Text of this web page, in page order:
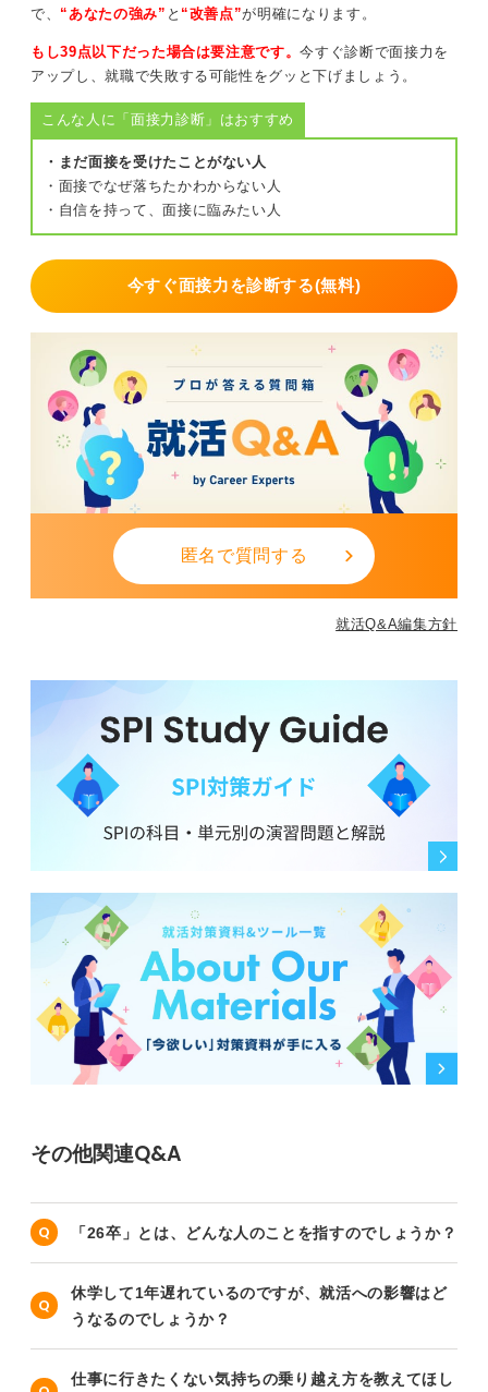
接練習1回／企業研究2社」など、自分に合った最低ライ
ンを設定すると、短期でも前進が見えやすいのでおすす
めです。
璧を目指すのではなくちょっとずつ、学びを活かしなが
らの姿勢が大切です。
ESは初稿を早く出してキャリアセンターなどのフィード
のサイクルを回すほうが改善が速いです。
学業との両立の工夫としては、平日の午後〜夕方に面接
と良いです。
焦りは当然ですが、「基礎固め→応募→改善」の小さな
ループを週単位で回せば、12月開始でも春の選考波にし
っかり乗れます。
0
で、 “あなたの強み” と “改善点”が明確になります。
もし39点以下だった場合は要注意です。今すぐ診断で面接力を
アップし、就職で失敗する可能性をグッと下げましょう。
こんな人に「面接力診断」はおすすめ
・まだ面接を受けたことがない人
・面接でなぜ落ちたかわからない人
・自信を持って、面接に臨みたい人
今すぐ面接力を診断する(無料)
匿名で質問する
就活Q&A編集方針
その他関連Q&A
「26卒」とは、どんな人のことを指すのでしょうか？
休学して1年遅れているのですが、就活への影響はど
うなるのでしょうか？
仕事に行きたくない気持ちの乗り越え方を教えてほし